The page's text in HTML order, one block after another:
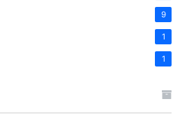
9
1
1